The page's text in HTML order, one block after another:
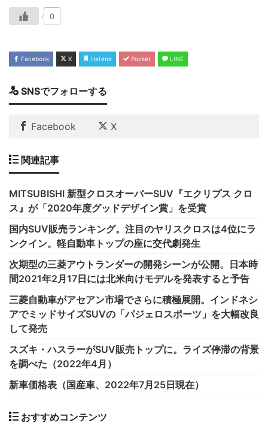
0
Facebook X Hatena Pocket LINE
SNSでフォローする
Facebook X
関連記事
MITSUBISHI 新型クロスオーバーSUV『エクリプス クロ
ス』が「2020年度グッドデザイン賞」を受賞
国内SUV販売ランキング。注目のヤリスクロスは4位にラ
ンクイン。軽自動車トップの座に交代劇発生
次期型の三菱アウトランダーの開発シーンが公開。日本時
間2021年2月17日には北米向けモデルを発表すると予告
三菱自動車がアセアン市場でさらに積極展開。インドネシ
アでミッドサイズSUVの「パジェロスポーツ」を大幅改良
して発売
スズキ・ハスラーがSUV販売トップに。ライズ停滞の背景
を調べた（2022年4月）
新車価格表（国産車、2022年7月25日現在）
おすすめコンテンツ